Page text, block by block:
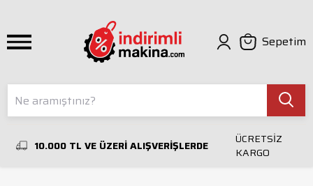
Sepetim
10.000 TL VE ÜZERİ ALIŞVERİŞLERDE
ÜCRETSİZ
KARGO